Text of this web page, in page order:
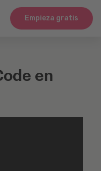
Empieza gratis
en